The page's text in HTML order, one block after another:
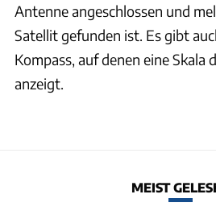
Antenne angeschlossen und
Satellit gefunden ist. Es gibt
Kompass, auf denen eine Skala
anzeigt.
MEIST